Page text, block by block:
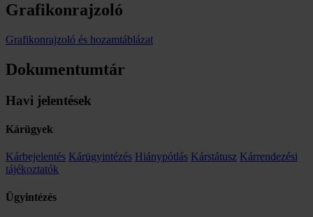
Grafikonrajzoló
Grafikonrajzoló és hozamtáblázat
Dokumentumtár
Havi jelentések
Kárügyek
Kárbejelentés Kárügyintézés Hiánypótlás Kárstátusz Kárrendezési
tájékoztatók
Ügyintézés